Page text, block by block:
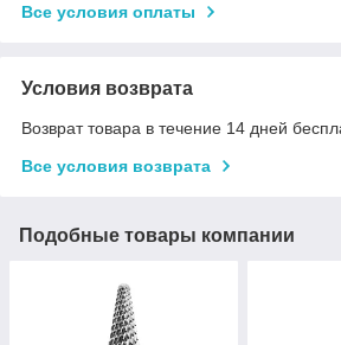
Все условия оплаты
Условия возврата
Возврат товара в течение 14 дней
Все условия возврата
Подобные товары компании